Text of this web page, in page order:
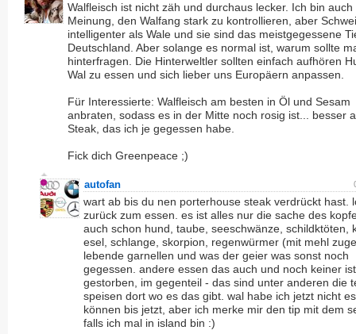
Walfleisch ist nicht zäh und durchaus lecker. Ich bin auch
Meinung, den Walfang stark zu kontrollieren, aber
intelligenter als Wale und sie sind das meistgegessene
Deutschland. Aber solange es normal ist, warum sollte
hinterfragen. Die Hinterweltler sollten einfach aufhören
Wal zu essen und sich lieber uns Europäern anpassen.
Für Interessierte: Walfleisch am besten in Öl und Sesam
anbraten, sodass es in der Mitte noch rosig ist... besser
Steak, das ich je gegessen habe.
Fick dich Greenpeace ;)
autofan
wart ab bis du nen porterhouse steak verdrückt hast.
zurück zum essen. es ist alles nur die sache des
auch schon hund, taube, seeschwänze, schildktöten,
esel, schlange, skorpion, regenwürmer (mit mehl
lebende garnellen und was der geier was sonst noch
gegessen. andere essen das auch und noch keiner
gestorben, im gegenteil - das sind unter anderen die
speisen dort wo es das gibt. wal habe ich jetzt nicht
können bis jetzt, aber ich merke mir den tip mit dem
falls ich mal in island bin :)